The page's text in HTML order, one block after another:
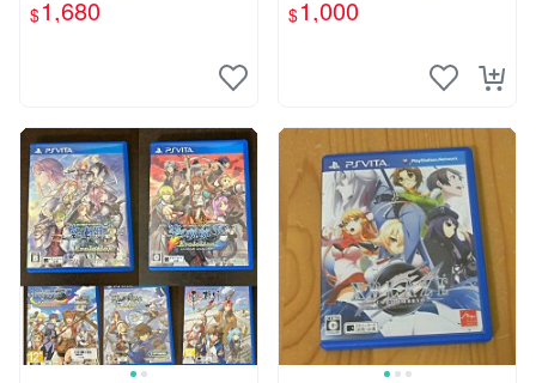
$1,680
$1,000